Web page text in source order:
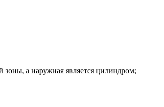
а наружная является цилиндром;